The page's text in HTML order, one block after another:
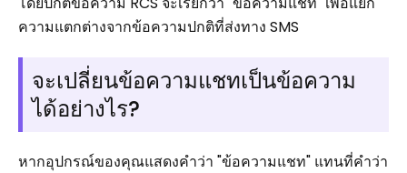
ความแตกต่างจากข้อความปกติที่ส่งทาง SMS
จะเปลี่ยนข้อความแชทเป็นข้อความ
ได้อย่างไร?
หากอุปกรณ์ของคุณแสดงคำว่า "ข้อความแชท" แทนที่คำว่า